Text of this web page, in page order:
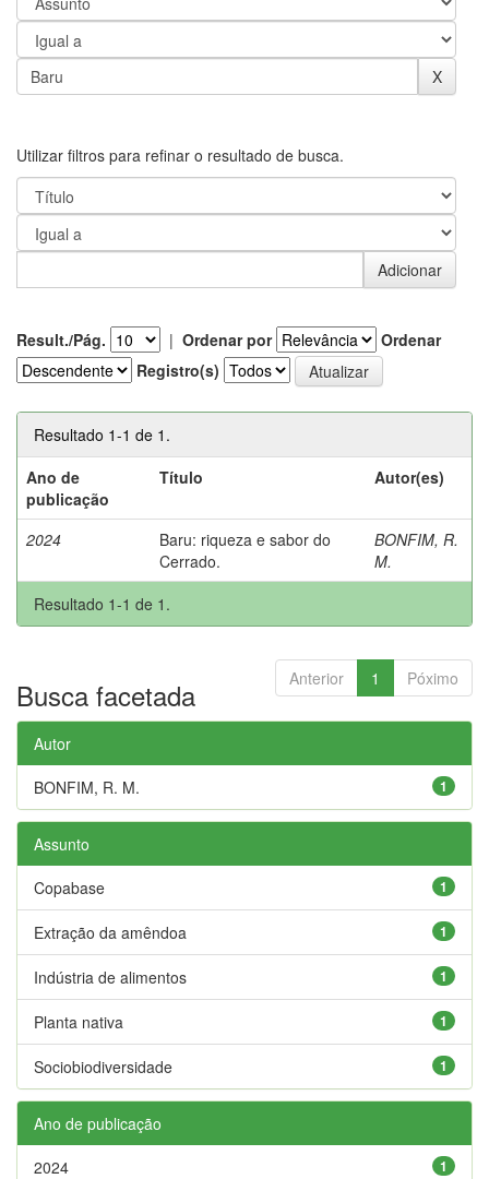
Utilizar filtros para refinar o resultado de busca.
Result./Pág. | Ordenar por
Ordenar
Registro(s)
Resultado 1-1 de 1.
Ano de
publicação
Título Autor(es)
2024
Baru: riqueza e sabor do
Cerrado.
BONFIM, R.
M.
Resultado 1-1 de 1.
Anterior 1 Póximo
Busca facetada
Autor
1
BONFIM, R. M.
Assunto
1
Copabase
1
Extração da amêndoa
1
Indústria de alimentos
1
Planta nativa
1
Sociobiodiversidade
Ano de publicação
1
2024